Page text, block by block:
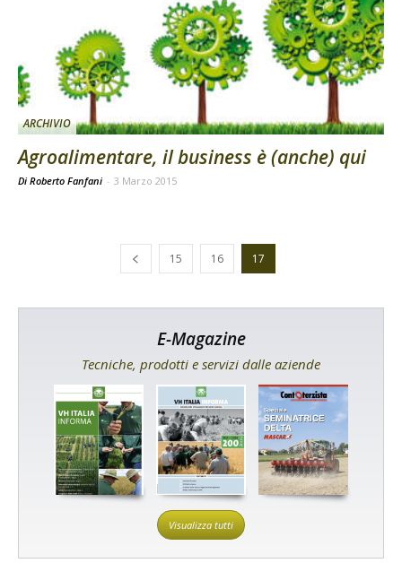
ARCHIVIO
Agroalimentare, il business è (anche) qui
Di Roberto Fanfani - 3 Marzo 2015
15 16 17
E-Magazine
Tecniche, prodotti e servizi dalle aziende
Visualizza tutti